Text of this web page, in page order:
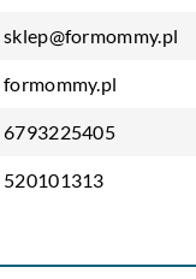
sklep@formommy.pl
formommy.pl
6793225405
520101313